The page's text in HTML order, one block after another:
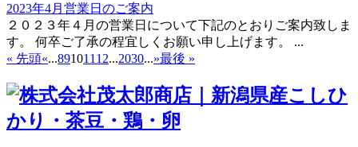
2023年4月営業日のご案内
２０２３年４月の営業日について下記のとおりご案内致しま
す。 何卒ご了承の程宜しくお願い申し上げます。 ...
« 先頭«...891011 12...2030...»最後 »